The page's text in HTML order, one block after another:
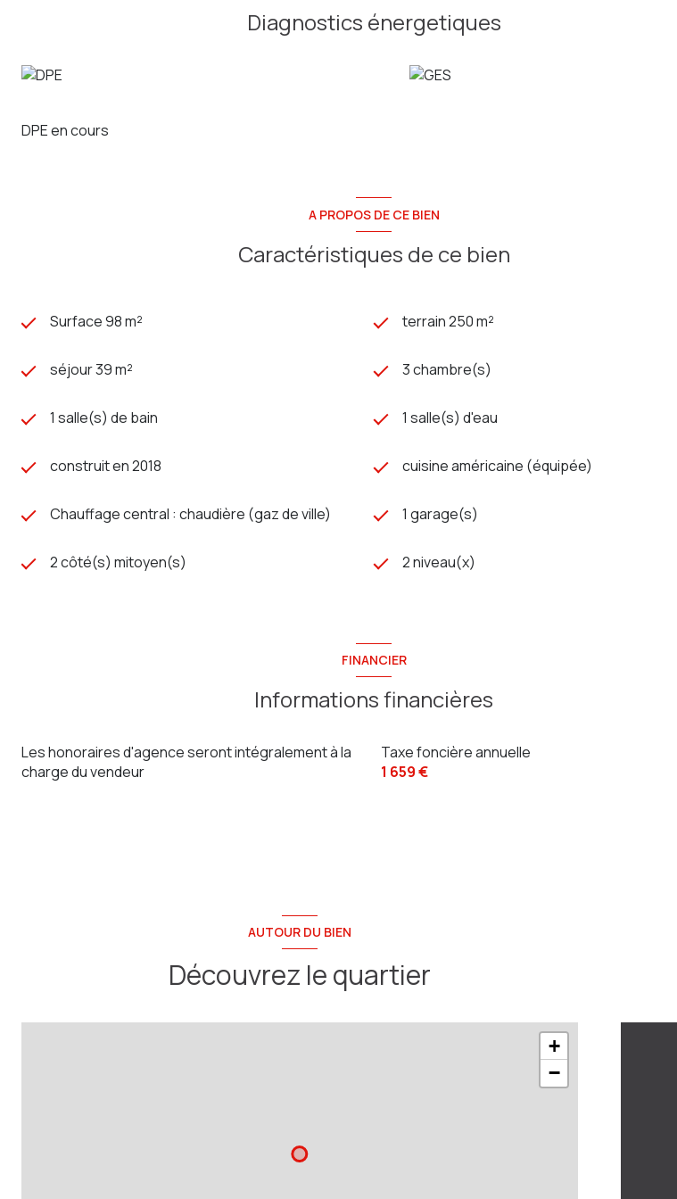
Mode de chauffage : Gaz de ville ( Chaudière de 2018) + insert bois
PRODUIT RARE !
Budget : 230 000€ Frais d'agence inclus (Honoraires à la charge du vendeur)
Agence Sainte Anne Immo ( adhérente FNAIM )
79 rue Jules Barni à AMIENS RCS
Diagnostics énergetiques
DPE en cours
A PROPOS DE CE BIEN
Caractéristiques de ce bien
Surface 98 m² terrain 250 m²
séjour 39 m² 3 chambre(s)
1 salle(s) de bain 1 salle(s) d'eau
construit en 2018 cuisine américaine (équipée)
Chauffage central : chaudière (gaz de ville) 1 garage(s)
2 côté(s) mitoyen(s) 2 niveau(x)
FINANCIER
Informations financières
Les honoraires d'agence seront intégralement à la
charge du vendeur
Taxe foncière annuelle
1 659 €
AUTOUR DU BIEN
Découvrez le quartier
+
−